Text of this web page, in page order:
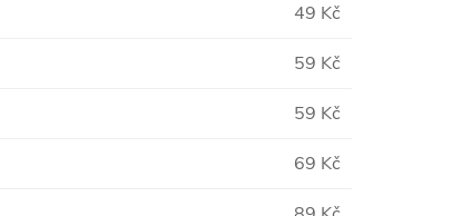
49 Kč
59 Kč
59 Kč
69 Kč